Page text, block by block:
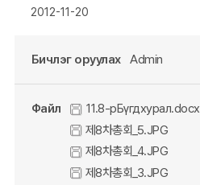
2012-11-20
Бичлэг оруулах Admin
Файл
11.8-рБүгдхурал.docx
제8차총회_5.JPG
제8차총회_4.JPG
제8차총회_3.JPG